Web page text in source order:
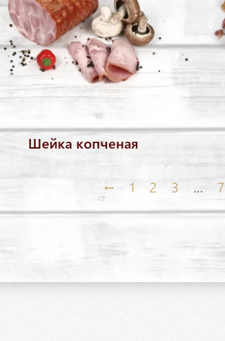
Шейка копченая
← 1 2 3 … 7